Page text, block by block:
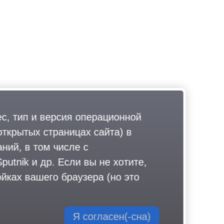
тип и версия операционной
страницах сайта) в
в том числе с
и др. Если вы не хотите,
вашего браузера (но это
Я согласен(-сна)